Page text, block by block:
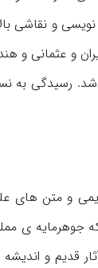
و نقاشی
و عثمانی و
به
و متن های
كه جوهرمایه
قدیم و